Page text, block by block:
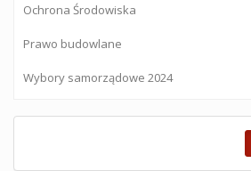
Ochrona Środowiska
Prawo budowlane
Wybory samorządowe 2024